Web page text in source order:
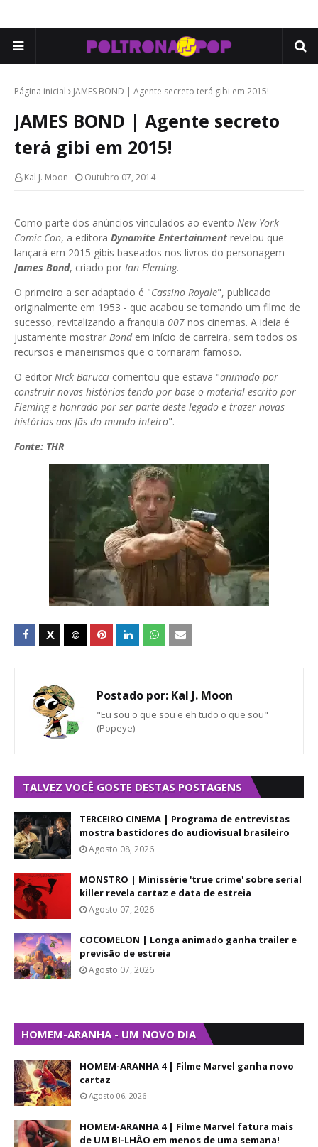
Página inicial JAMES BOND | Agente secreto terá gibi em 2015!
JAMES BOND | Agente secreto
terá gibi em 2015!
Kal J. Moon Outubro 07, 2014
Como parte dos anúncios vinculados ao evento New York
Comic Con, a editora Dynamite Entertainment revelou que
lançará em 2015 gibis baseados nos livros do personagem
James Bond, criado por Ian Fleming.
O primeiro a ser adaptado é "Cassino Royale", publicado
originalmente em 1953 - que acabou se tornando um filme de
sucesso, revitalizando a franquia 007 nos cinemas. A ideia é
justamente mostrar Bondem início de carreira, sem todos os
recursos e maneirismos que o tornaram famoso.
O editor Nick Barucci comentou que estava "animado por
construir novas histórias tendo por base o material escrito por
Fleming e honrado por ser parte deste legado e trazer novas
histórias aos fãs do mundo inteiro".
Fonte: THR
Postado por: Kal J. Moon
"Eu sou o que sou e eh tudo o que sou"
(Popeye)
TALVEZ VOCÊ GOSTE DESTAS POSTAGENS
TERCEIRO CINEMA | Programa de entrevistas
mostra bastidores do audiovisual brasileiro
Agosto 08, 2026
MONSTRO | Minissérie 'true crime' sobre serial
killer revela cartaz e data de estreia
Agosto 07, 2026
COCOMELON | Longa animado ganha trailer e
previsão de estreia
Agosto 07, 2026
HOMEM-ARANHA - UM NOVO DIA
HOMEM-ARANHA 4 | Filme Marvel ganha novo
cartaz
Agosto 06, 2026
HOMEM-ARANHA 4 | Filme Marvel fatura mais
de UM BI-LHÃO em menos de uma semana!